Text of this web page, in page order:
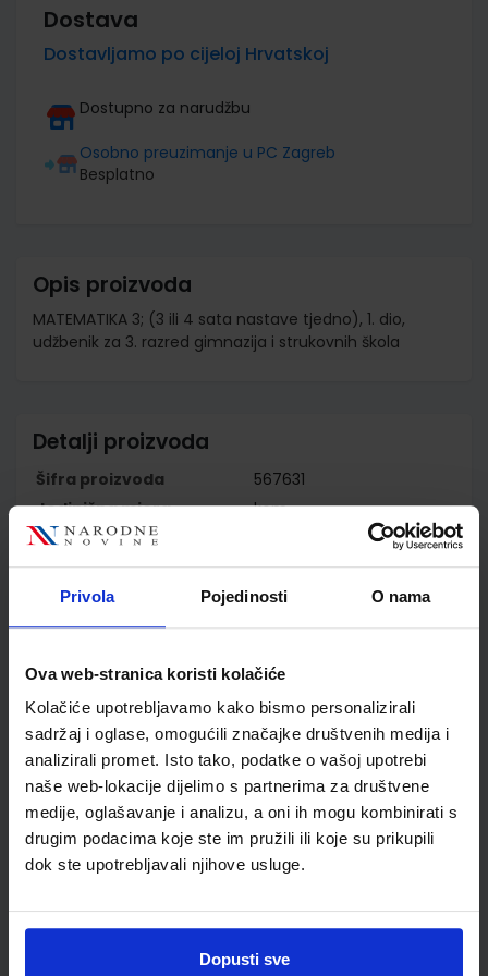
Privola Pojedinosti O nama
Ova web-stranica koristi kolačiće
Kolačiće upotrebljavamo kako bismo personalizirali
sadržaj i oglase, omogućili značajke društvenih medija i
analizirali promet. Isto tako, podatke o vašoj upotrebi
naše web-lokacije dijelimo s partnerima za društvene
medije, oglašavanje i analizu, a oni ih mogu kombinirati s
drugim podacima koje ste im pružili ili koje su prikupili
dok ste upotrebljavali njihove usluge.
Dopusti sve
Dostava
Dostavljamo po cijeloj Hrvatskoj
Dostupno za narudžbu
Osobno preuzimanje u PC Zagreb
Besplatno
Opis proizvoda
MATEMATIKA 3; (3 ili 4 sata nastave tjedno), 1. dio,
udžbenik za 3. razred gimnazija i strukovnih škola
Detalji proizvoda
Šifra proizvoda
567631
Jedinična mjera
kom
Nakladnik
Autor
Branimir Dakić Neven
Elezović
Vrsta škole
4 GIMNAZIJA+STRUKOVN
Nastavni predmet
MATEMATIKA
Reg br min
6681